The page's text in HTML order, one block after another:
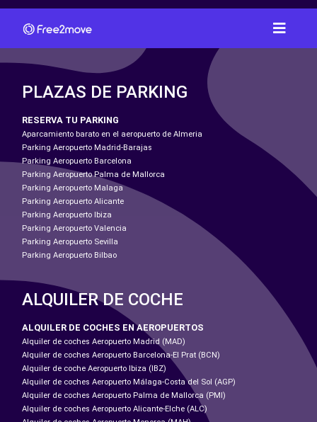
PLAZAS DE PARKING
RESERVA TU PARKING
Aparcamiento barato en el aeropuerto de Almeria
Parking Aeropuerto Madrid-Barajas
Parking Aeropuerto Barcelona
Parking Aeropuerto Palma de Mallorca
Parking Aeropuerto Malaga
Parking Aeropuerto Alicante
Parking Aeropuerto Ibiza
Parking Aeropuerto Valencia
Parking Aeropuerto Sevilla
Parking Aeropuerto Bilbao
ALQUILER DE COCHE
ALQUILER DE COCHES EN AEROPUERTOS
Alquiler de coches Aeropuerto Madrid (MAD)
Alquiler de coches Aeropuerto Barcelona-El Prat (BCN)
Alquiler de coche Aeropuerto Ibiza (IBZ)
Alquiler de coches Aeropuerto Málaga-Costa del Sol (AGP)
Alquiler de coches Aeropuerto Palma de Mallorca (PMI)
Alquiler de coches Aeropuerto Alicante-Elche (ALC)